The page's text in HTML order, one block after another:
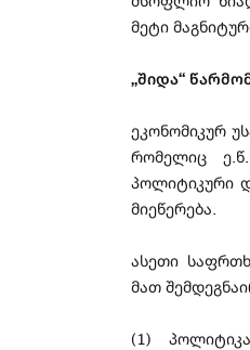
მეტი
„შიდა“
ეკონომიკურ
რომელიც
პოლიტიკური
მიეწერება.
ასეთი
მათ
(1)